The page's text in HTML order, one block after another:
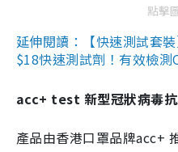
點擊
延伸閱讀：【快速測試套
$18快速測試劑！有效檢
acc+ test 新型冠狀病毒
產品由香港口罩品牌acc+